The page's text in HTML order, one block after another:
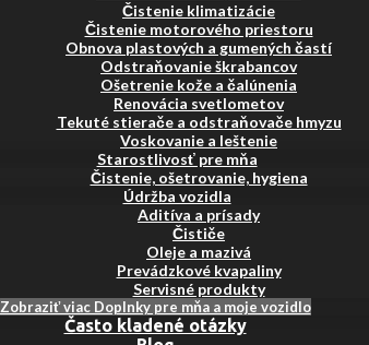
Čistenie klimatizácie
Čistenie motorového priestoru
Obnova plastových a gumených častí
Odstraňovanie škrabancov
Ošetrenie kože a čalúnenia
Renovácia svetlometov
Tekuté stierače a odstraňovače hmyzu
Voskovanie a leštenie
Starostlivosť pre mňa
Čistenie, ošetrovanie, hygiena
Údržba vozidla
Aditíva a prísady
Čističe
Oleje a mazivá
Prevádzkové kvapaliny
Servisné produkty
Zobraziť viac Doplnky pre mňa a moje vozidlo
Často kladené otázky